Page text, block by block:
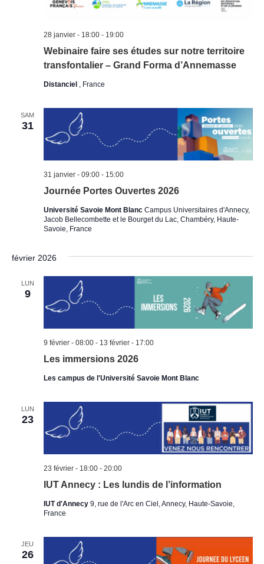
Webinaire faire ses études sur notre territoire
transfontalier – Grand Forma d’Annemasse
28 janvier - 18:00- 19:00
Distanciel , France
SAM
31
Journée Portes Ouvertes 2026
31 janvier - 09:00- 15:00
Université Savoie Mont Blanc Campus Universitaires d'Annecy,
Jacob Bellecombette et le Bourget du Lac, Chambéry, Haute-
Savoie, France
février 2026
LUN
9
Les immersions 2026
9 février - 08:00- 13 février - 17:00
Les campus de l'Université Savoie Mont Blanc
LUN
23
IUT Annecy : Les lundis de l’information
23 février - 18:00- 20:00
IUT d'Annecy 9, rue de l'Arc en Ciel, Annecy, Haute-Savoie,
France
JEU
26